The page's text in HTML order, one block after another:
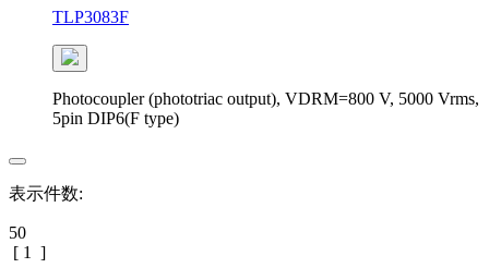
TLP3083F
Photocoupler (phototriac output), VDRM=800 V, 5000 Vrms,
5pin DIP6(F type)
表示件数:
50
[ 1 ]